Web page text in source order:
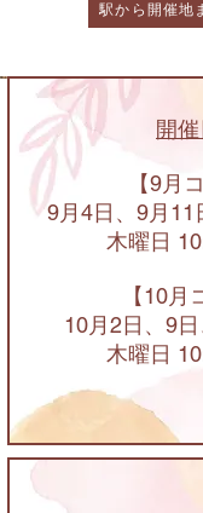
駅から開催地
開
【9月
9月4日、9月11
木曜日
【10月
​10月2日、9
木曜日